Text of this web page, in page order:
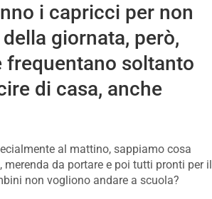
i capricci per non
giornata, però,
frequentano soltanto
di casa, anche
al mattino, sappiamo cosa
da portare e poi tutti pronti per il
non vogliono andare a scuola?